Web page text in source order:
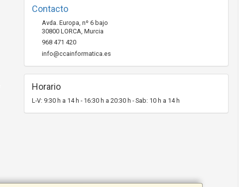
Contacto
Avda. Europa, nº 6 bajo
30800 LORCA, Murcia
968 471 420
info@ccainformatica.es
Horario
L-V: 9:30 h a 14 h - 16:30 h a 20:30 h - Sab: 10 h a 14 h